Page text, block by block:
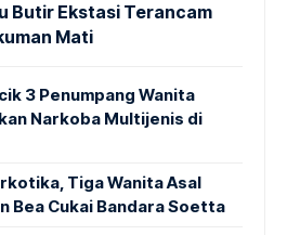
Butir Ekstasi Terancam
Mati
3 Penumpang Wanita
Narkoba Multijenis di
Tiga Wanita Asal
Bea Cukai Bandara Soetta